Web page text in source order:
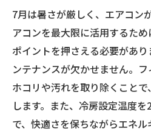
エアコンを適切に使って
しよう
7月のエアコン活用術：
に必見の情報
7月は暑さが厳しく、エアコン
アコンを最大限に活用するた
ポイントを押さえる必要があ
ンテナンスが欠かせません。フ
ホコリや汚れを取り除くこと
します。また、冷房設定温度
で、快適さを保ちながらエネル